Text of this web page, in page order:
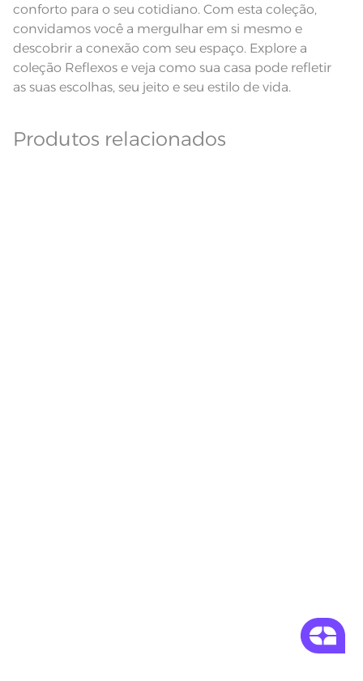
conforto para o seu cotidiano. Com esta coleção,
convidamos você a mergulhar em si mesmo e
descobrir a conexão com seu espaço. Explore a
coleção Reflexos e veja como sua casa pode refletir
as suas escolhas, seu jeito e seu estilo de vida.
Produtos relacionados